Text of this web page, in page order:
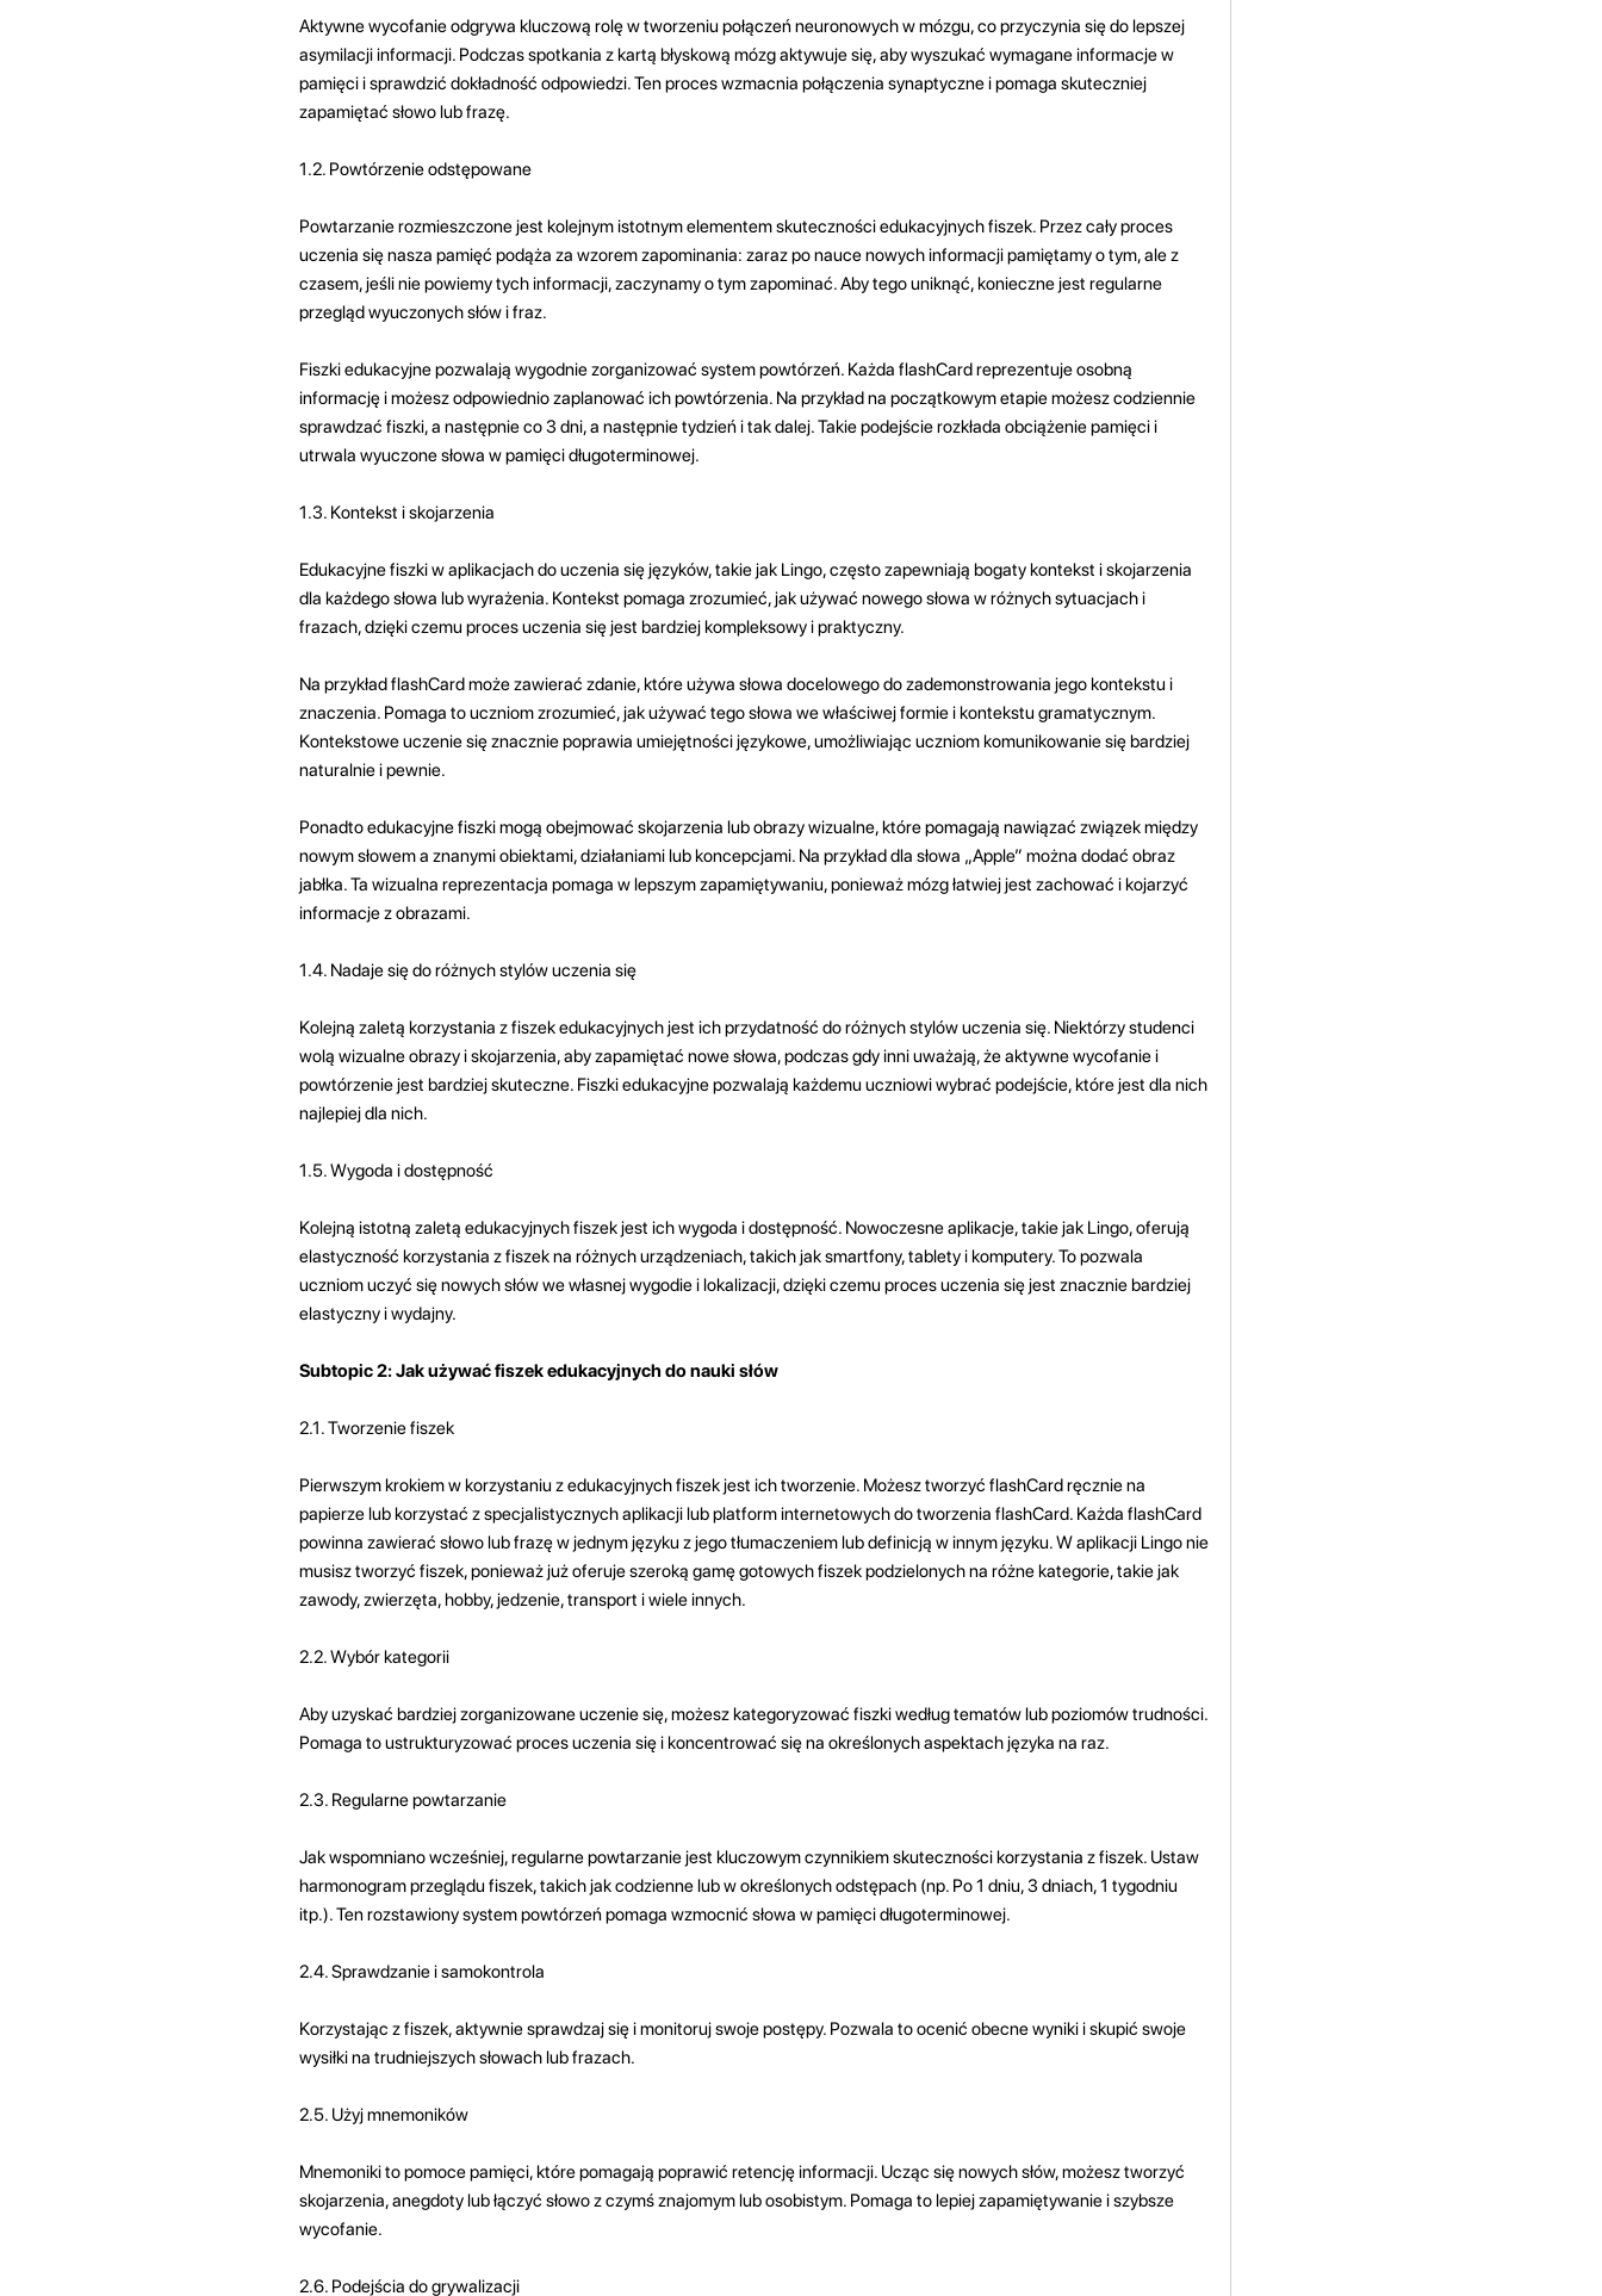
Aktywne wycofanie odgrywa kluczową rolę w tworzeniu połączeń neuronowych w mózgu, co przyczynia się do lepszej
asymilacji informacji. Podczas spotkania z kartą błyskową mózg aktywuje się, aby wyszukać wymagane informacje w
pamięci i sprawdzić dokładność odpowiedzi. Ten proces wzmacnia połączenia synaptyczne i pomaga skuteczniej
zapamiętać słowo lub frazę.
1.2. Powtórzenie odstępowane
Powtarzanie rozmieszczone jest kolejnym istotnym elementem skuteczności edukacyjnych fiszek. Przez cały proces
uczenia się nasza pamięć podąża za wzorem zapominania: zaraz po nauce nowych informacji pamiętamy o tym, ale z
czasem, jeśli nie powiemy tych informacji, zaczynamy o tym zapominać. Aby tego uniknąć, konieczne jest regularne
przegląd wyuczonych słów i fraz.
Fiszki edukacyjne pozwalają wygodnie zorganizować system powtórzeń. Każda flashCard reprezentuje osobną
informację i możesz odpowiednio zaplanować ich powtórzenia. Na przykład na początkowym etapie możesz codziennie
sprawdzać fiszki, a następnie co 3 dni, a następnie tydzień i tak dalej. Takie podejście rozkłada obciążenie pamięci i
utrwala wyuczone słowa w pamięci długoterminowej.
1.3. Kontekst i skojarzenia
Edukacyjne fiszki w aplikacjach do uczenia się języków, takie jak Lingo, często zapewniają bogaty kontekst i skojarzenia
dla każdego słowa lub wyrażenia. Kontekst pomaga zrozumieć, jak używać nowego słowa w różnych sytuacjach i
frazach, dzięki czemu proces uczenia się jest bardziej kompleksowy i praktyczny.
Na przykład flashCard może zawierać zdanie, które używa słowa docelowego do zademonstrowania jego kontekstu i
znaczenia. Pomaga to uczniom zrozumieć, jak używać tego słowa we właściwej formie i kontekstu gramatycznym.
Kontekstowe uczenie się znacznie poprawia umiejętności językowe, umożliwiając uczniom komunikowanie się bardziej
naturalnie i pewnie.
Ponadto edukacyjne fiszki mogą obejmować skojarzenia lub obrazy wizualne, które pomagają nawiązać związek między
nowym słowem a znanymi obiektami, działaniami lub koncepcjami. Na przykład dla słowa „Apple” można dodać obraz
jabłka. Ta wizualna reprezentacja pomaga w lepszym zapamiętywaniu, ponieważ mózg łatwiej jest zachować i kojarzyć
informacje z obrazami.
1.4. Nadaje się do różnych stylów uczenia się
Kolejną zaletą korzystania z fiszek edukacyjnych jest ich przydatność do różnych stylów uczenia się. Niektórzy studenci
wolą wizualne obrazy i skojarzenia, aby zapamiętać nowe słowa, podczas gdy inni uważają, że aktywne wycofanie i
powtórzenie jest bardziej skuteczne. Fiszki edukacyjne pozwalają każdemu uczniowi wybrać podejście, które jest dla nich
najlepiej dla nich.
1.5. Wygoda i dostępność
Kolejną istotną zaletą edukacyjnych fiszek jest ich wygoda i dostępność. Nowoczesne aplikacje, takie jak Lingo, oferują
elastyczność korzystania z fiszek na różnych urządzeniach, takich jak smartfony, tablety i komputery. To pozwala
uczniom uczyć się nowych słów we własnej wygodie i lokalizacji, dzięki czemu proces uczenia się jest znacznie bardziej
elastyczny i wydajny.
Subtopic 2: Jak używać fiszek edukacyjnych do nauki słów
2.1. Tworzenie fiszek
Pierwszym krokiem w korzystaniu z edukacyjnych fiszek jest ich tworzenie. Możesz tworzyć flashCard ręcznie na
papierze lub korzystać z specjalistycznych aplikacji lub platform internetowych do tworzenia flashCard. Każda flashCard
powinna zawierać słowo lub frazę w jednym języku z jego tłumaczeniem lub definicją w innym języku. W aplikacji Lingo nie
musisz tworzyć fiszek, ponieważ już oferuje szeroką gamę gotowych fiszek podzielonych na różne kategorie, takie jak
zawody, zwierzęta, hobby, jedzenie, transport i wiele innych.
2.2. Wybór kategorii
Aby uzyskać bardziej zorganizowane uczenie się, możesz kategoryzować fiszki według tematów lub poziomów trudności.
Pomaga to ustrukturyzować proces uczenia się i koncentrować się na określonych aspektach języka na raz.
2.3. Regularne powtarzanie
Jak wspomniano wcześniej, regularne powtarzanie jest kluczowym czynnikiem skuteczności korzystania z fiszek. Ustaw
harmonogram przeglądu fiszek, takich jak codzienne lub w określonych odstępach (np. Po 1 dniu, 3 dniach, 1 tygodniu
itp.). Ten rozstawiony system powtórzeń pomaga wzmocnić słowa w pamięci długoterminowej.
2.4. Sprawdzanie i samokontrola
Korzystając z fiszek, aktywnie sprawdzaj się i monitoruj swoje postępy. Pozwala to ocenić obecne wyniki i skupić swoje
wysiłki na trudniejszych słowach lub frazach.
2.5. Użyj mnemoników
Mnemoniki to pomoce pamięci, które pomagają poprawić retencję informacji. Ucząc się nowych słów, możesz tworzyć
skojarzenia, anegdoty lub łączyć słowo z czymś znajomym lub osobistym. Pomaga to lepiej zapamiętywanie i szybsze
wycofanie.
2.6. Podejścia do grywalizacji